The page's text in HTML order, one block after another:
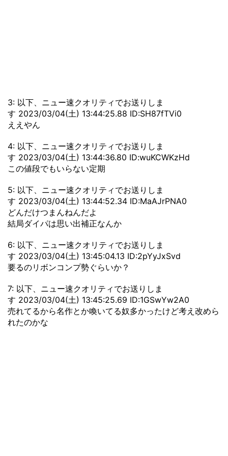
3: 以下、ニュー速クオリティでお送りしま
す 2023/03/04(土) 13:44:25.88 ID:SH87fTVi0
ええやん
4: 以下、ニュー速クオリティでお送りしま
す 2023/03/04(土) 13:44:36.80 ID:wuKCWKzHd
この値段でもいらない定期
5: 以下、ニュー速クオリティでお送りしま
す 2023/03/04(土) 13:44:52.34 ID:MaAJrPNA0
どんだけつまんねんだよ
結局ダイパは思い出補正なんか
6: 以下、ニュー速クオリティでお送りしま
す 2023/03/04(土) 13:45:04.13 ID:2pYyJxSvd
要るのリボンコンプ勢ぐらいか？
7: 以下、ニュー速クオリティでお送りしま
す 2023/03/04(土) 13:45:25.69 ID:1GSwYw2A0
売れてるから名作とか喚いてる奴多かったけど考え改めら
れたのかな